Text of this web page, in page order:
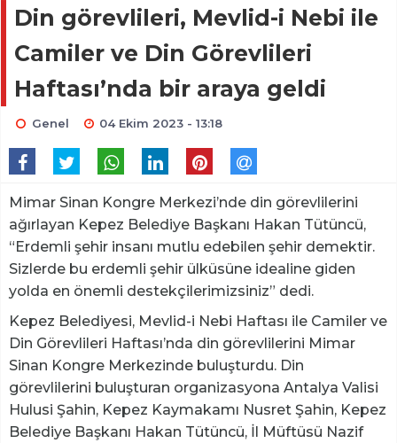
Din görevlileri, Mevlid-i Nebi ile
Camiler ve Din Görevlileri
Haftası’nda bir araya geldi
Genel 04 Ekim 2023 - 13:18
Mimar Sinan Kongre Merkezi’nde din görevlilerini
ağırlayan Kepez Belediye Başkanı Hakan Tütüncü,
“Erdemli şehir insanı mutlu edebilen şehir demektir.
Sizlerde bu erdemli şehir ülküsüne idealine giden
yolda en önemli destekçilerimizsiniz” dedi.
Kepez Belediyesi, Mevlid-i Nebi Haftası ile Camiler ve
Din Görevlileri Haftası’nda din görevlilerini Mimar
Sinan Kongre Merkezinde buluşturdu. Din
görevlilerini buluşturan organizasyona Antalya Valisi
Hulusi Şahin, Kepez Kaymakamı Nusret Şahin, Kepez
Belediye Başkanı Hakan Tütüncü, İl Müftüsü Nazif